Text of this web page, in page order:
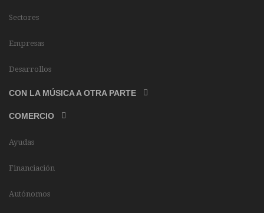
Sectores
Empresas
Desarrollos
CON LA MÚSICA A OTRA PARTE
COMERCIO
Ayudas
Financiación
Autónomos